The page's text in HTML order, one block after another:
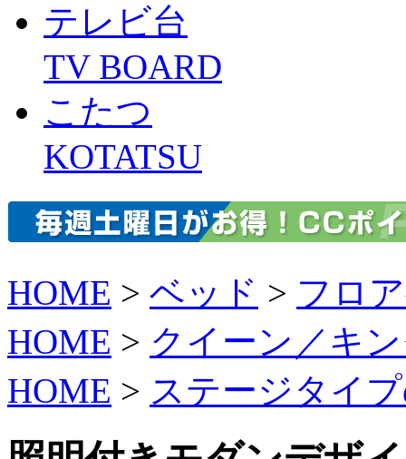
テレビ台
TV BOARD
こたつ
KOTATSU
HOME > ベッド > フロ
HOME > クイーン／キ
HOME > ステージタイ